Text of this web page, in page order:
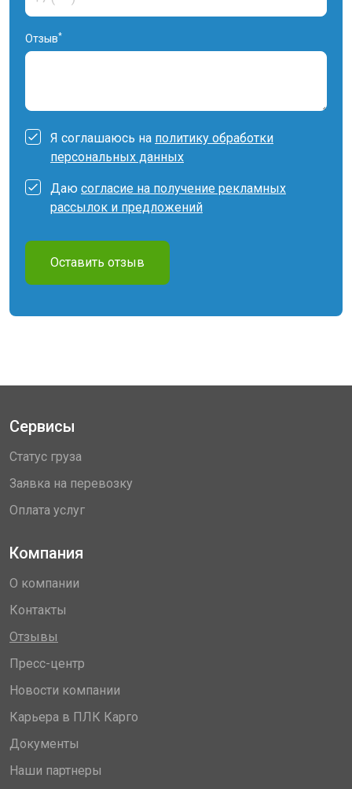
Отзыв*
Я соглашаюсь на политику обработки
персональных данных
Даю согласие на получение рекламных
рассылок и предложений
Оставить отзыв
Сервисы
Статус груза
Заявка на перевозку
Оплата услуг
Компания
О компании
Контакты
Отзывы
Пресс-центр
Новости компании
Карьера в ПЛК Карго
Документы
Наши партнеры